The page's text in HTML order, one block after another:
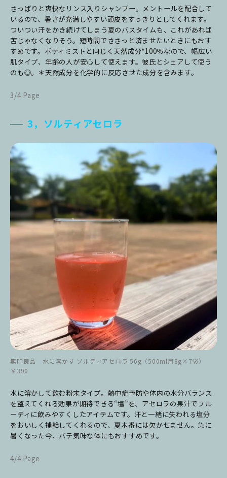
さっぱりと爽快なリンス入りシャンプー。メントールを配合して
いるので、暑さが充満しやすい頭皮をすっきりとしてくれます。
ついつい汗をかき続けてしまう夏のバスタイムも、これがあれば
苦じゃなくなりそう。短時間でささっと済ませたいときにもおす
すめです。ボディミストと同じく天然成分*100％なので、幅広い
肌タイプ、年齢の人が安心して使えます。彼氏とシェアして使う
のも◎。＊天然成分を化学的に反応させた成分を含みます。
3/4 Page
3，ソルティアセロラ
無印良品 水に溶かす ソルティアセロラ 56g（500ml用8g×7袋）
￥390
水に溶かして飲む粉末タイプ。熱中症予防や体内の水分バランス
を整えてくれる効果が期待できる“塩”を、アセロラの果汁でフル
ーティに飲みやすくしたアイテムです。汗と一緒に失われる塩分
をおいしく補給してくれるので、夏本番には欠かせません。急に
暑くなった今、バテ気味な体にもおすすめです。
4/4 Page